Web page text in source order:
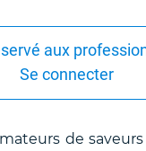
aux
Se connecter
de